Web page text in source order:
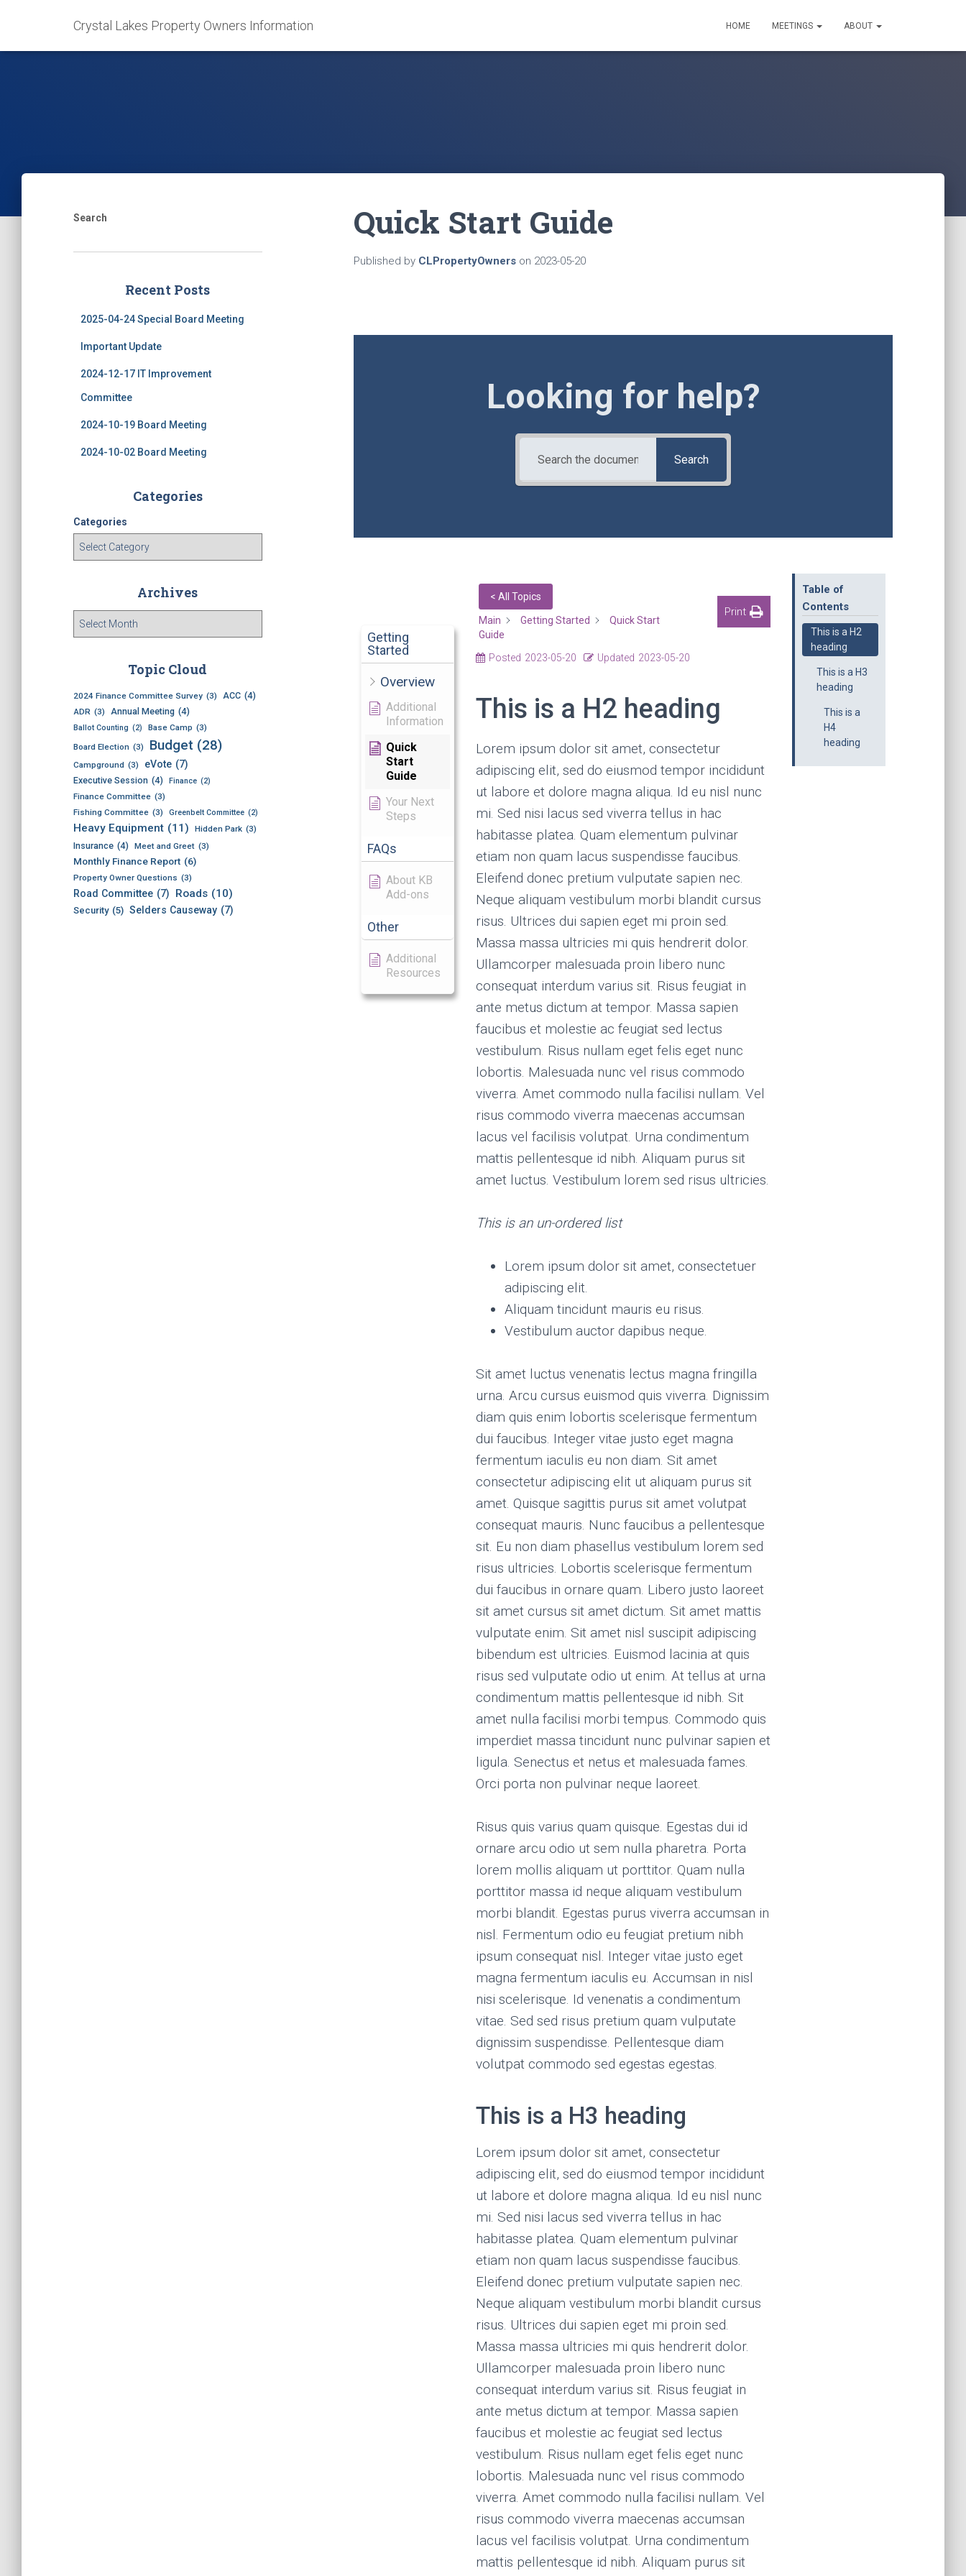
Crystal Lakes Property Owners Information HOME MEETINGS ABOUT
Search
Recent Posts
2025-04-24 Special Board Meeting
Important Update
2024-12-17 IT Improvement
Committee
2024-10-19 Board Meeting
2024-10-02 Board Meeting
Categories
Categories
Archives
v
e
s
Topic Cloud
2024 Finance Committee Survey (3) ACC (4)
ADR (3) Annual Meeting (4)
Ballot Counting (2) Base Camp (3)
Board Election (3) Budget (28)
Campground (3) eVote (7)
Executive Session (4) Finance (2)
Finance Committee (3)
Fishing Committee (3) Greenbelt Committee (2)
Heavy Equipment (11) Hidden Park (3)
Insurance (4) Meet and Greet (3)
Monthly Finance Report (6)
Property Owner Questions (3)
Road Committee (7) Roads (10)
Security (5) Selders Causeway (7)
Quick Start Guide
Published by CLPropertyOwners on 2023-05-20
Looking for help?
Search
Getting
Started
Overview
Additional
Information
Quick
Start
Guide
Your Next
Steps
FAQs
About KB
Add-ons
Other
Additional
Resources
< All Topics
Main Getting Started
Quick Start
Guide
Print
Posted 2023-05-20 Updated 2023-05-20
This is a H2 heading
Lorem ipsum dolor sit amet, consectetur
adipiscing elit, sed do eiusmod tempor incididunt
ut labore et dolore magna aliqua. Id eu nisl nunc
mi. Sed nisi lacus sed viverra tellus in hac
habitasse platea. Quam elementum pulvinar
etiam non quam lacus suspendisse faucibus.
Eleifend donec pretium vulputate sapien nec.
Neque aliquam vestibulum morbi blandit cursus
risus. Ultrices dui sapien eget mi proin sed.
Massa massa ultricies mi quis hendrerit dolor.
Ullamcorper malesuada proin libero nunc
consequat interdum varius sit. Risus feugiat in
ante metus dictum at tempor. Massa sapien
faucibus et molestie ac feugiat sed lectus
vestibulum. Risus nullam eget felis eget nunc
lobortis. Malesuada nunc vel risus commodo
viverra. Amet commodo nulla facilisi nullam. Vel
risus commodo viverra maecenas accumsan
lacus vel facilisis volutpat. Urna condimentum
mattis pellentesque id nibh. Aliquam purus sit
amet luctus. Vestibulum lorem sed risus ultricies.
This is an un-ordered list
Lorem ipsum dolor sit amet, consectetuer
adipiscing elit.
Aliquam tincidunt mauris eu risus.
Vestibulum auctor dapibus neque.
Sit amet luctus venenatis lectus magna fringilla
urna. Arcu cursus euismod quis viverra. Dignissim
diam quis enim lobortis scelerisque fermentum
dui faucibus. Integer vitae justo eget magna
fermentum iaculis eu non diam. Sit amet
consectetur adipiscing elit ut aliquam purus sit
amet. Quisque sagittis purus sit amet volutpat
consequat mauris. Nunc faucibus a pellentesque
sit. Eu non diam phasellus vestibulum lorem sed
risus ultricies. Lobortis scelerisque fermentum
dui faucibus in ornare quam. Libero justo laoreet
sit amet cursus sit amet dictum. Sit amet mattis
vulputate enim. Sit amet nisl suscipit adipiscing
bibendum est ultricies. Euismod lacinia at quis
risus sed vulputate odio ut enim. At tellus at urna
condimentum mattis pellentesque id nibh. Sit
amet nulla facilisi morbi tempus. Commodo quis
imperdiet massa tincidunt nunc pulvinar sapien et
ligula. Senectus et netus et malesuada fames.
Orci porta non pulvinar neque laoreet.
Risus quis varius quam quisque. Egestas dui id
ornare arcu odio ut sem nulla pharetra. Porta
lorem mollis aliquam ut porttitor. Quam nulla
porttitor massa id neque aliquam vestibulum
morbi blandit. Egestas purus viverra accumsan in
nisl. Fermentum odio eu feugiat pretium nibh
ipsum consequat nisl. Integer vitae justo eget
magna fermentum iaculis eu. Accumsan in nisl
nisi scelerisque. Id venenatis a condimentum
vitae. Sed sed risus pretium quam vulputate
dignissim suspendisse. Pellentesque diam
volutpat commodo sed egestas egestas.
This is a H3 heading
Lorem ipsum dolor sit amet, consectetur
adipiscing elit, sed do eiusmod tempor incididunt
ut labore et dolore magna aliqua. Id eu nisl nunc
mi. Sed nisi lacus sed viverra tellus in hac
habitasse platea. Quam elementum pulvinar
etiam non quam lacus suspendisse faucibus.
Eleifend donec pretium vulputate sapien nec.
Neque aliquam vestibulum morbi blandit cursus
risus. Ultrices dui sapien eget mi proin sed.
Massa massa ultricies mi quis hendrerit dolor.
Ullamcorper malesuada proin libero nunc
consequat interdum varius sit. Risus feugiat in
ante metus dictum at tempor. Massa sapien
faucibus et molestie ac feugiat sed lectus
vestibulum. Risus nullam eget felis eget nunc
lobortis. Malesuada nunc vel risus commodo
viverra. Amet commodo nulla facilisi nullam. Vel
risus commodo viverra maecenas accumsan
lacus vel facilisis volutpat. Urna condimentum
mattis pellentesque id nibh. Aliquam purus sit
Table of
Contents
This is a H2
heading
This is a H3
heading
This is a
H4
heading